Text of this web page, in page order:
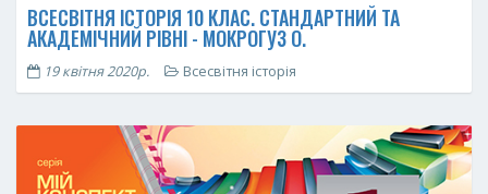
ВСЕСВІТНЯ ІСТОРІЯ 10 КЛАС. СТАНДАРТНИЙ ТА
АКАДЕМІЧНИЙ РІВНІ - МОКРОГУЗ О.
19 квітня 2020р. Всесвітня історія